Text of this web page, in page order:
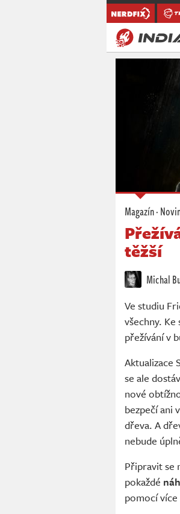
Magazín·
těžší
Michal
Ve studiu
všechny.
přežívání v
Aktualizace
se ale
nové
bezpečí ani
dřeva. A
nebude
Připravit se
pokaždé
pomocí